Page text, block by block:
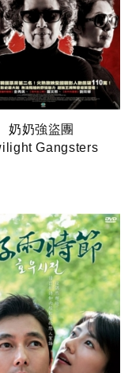
奶奶強盜團
Gangsters